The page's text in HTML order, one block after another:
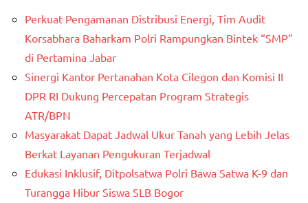
Perkuat Pengamanan Distribusi Energi, Tim Audit
Korsabhara Baharkam Polri Rampungkan Bintek “SMP”
di Pertamina Jabar
Sinergi Kantor Pertanahan Kota Cilegon dan Komisi II
DPR RI Dukung Percepatan Program Strategis
ATR/BPN
Masyarakat Dapat Jadwal Ukur Tanah yang Lebih Jelas
Berkat Layanan Pengukuran Terjadwal
Edukasi Inklusif, Ditpolsatwa Polri Bawa Satwa K-9 dan
Turangga Hibur Siswa SLB Bogor